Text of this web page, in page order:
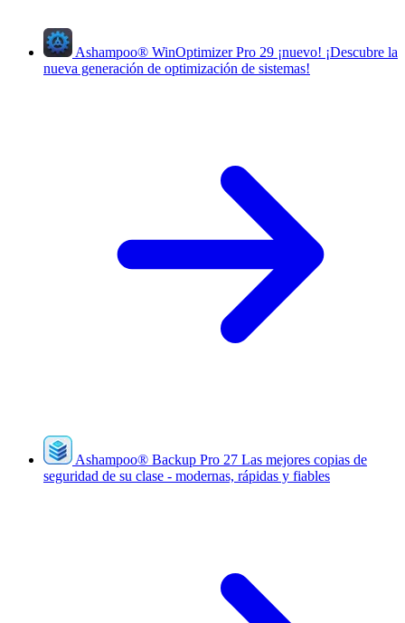
Ashampoo® WinOptimizer Pro 29 ¡nuevo! ¡Descubre la
nueva generación de optimización de sistemas!
Ashampoo® Backup Pro 27 Las mejores copias de
seguridad de su clase - modernas, rápidas y fiables